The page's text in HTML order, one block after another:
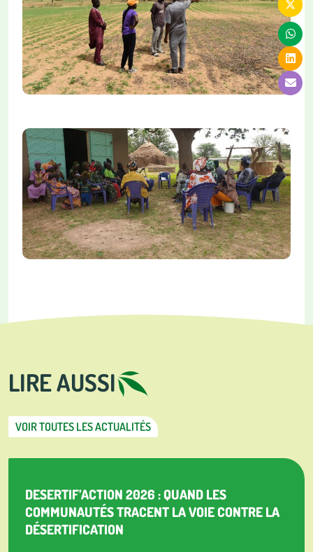
LIRE AUSSI
VOIR TOUTES LES ACTUALITÉS
DESERTIF’ACTION 2026 : QUAND LES
COMMUNAUTÉS TRACENT LA VOIE CONTRE LA
DÉSERTIFICATION